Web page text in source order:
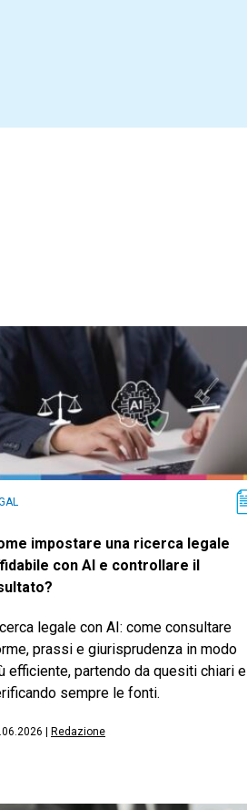
impostare una ricerca legale
con AI e controllare il
legale con AI: come consultare
prassi e giurisprudenza in modo
efficiente, partendo da quesiti chiari e
sempre le fonti.
Redazione